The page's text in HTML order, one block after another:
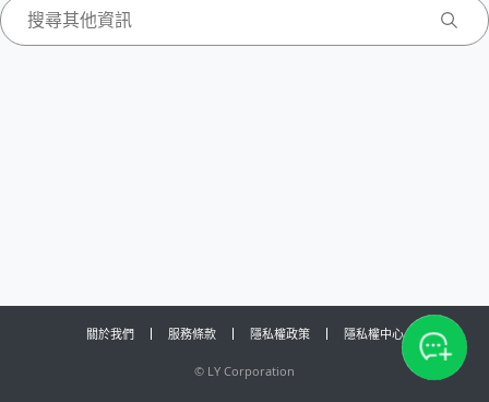
關於我們 服務條款 隱私權政策 隱私權中心
© LY Corporation